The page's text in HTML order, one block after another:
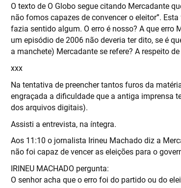
O texto de O Globo segue citando Mercadante
não fomos capazes de convencer o eleitor”.
fazia sentido algum. O erro é nosso? A que erro
um episódio de 2006 não deveria ter dito, se é
a manchete) Mercadante se refere? A respeito
xxx
Na tentativa de preencher tantos furos da
engraçada a dificuldade que a antiga imprensa
dos arquivos digitais).
Assisti a entrevista, na íntegra.
Aos 11:10 o jornalista Irineu Machado diz a
não foi capaz de vencer as eleições para o
IRINEU MACHADO pergunta:
O senhor acha que o erro foi do partido ou do